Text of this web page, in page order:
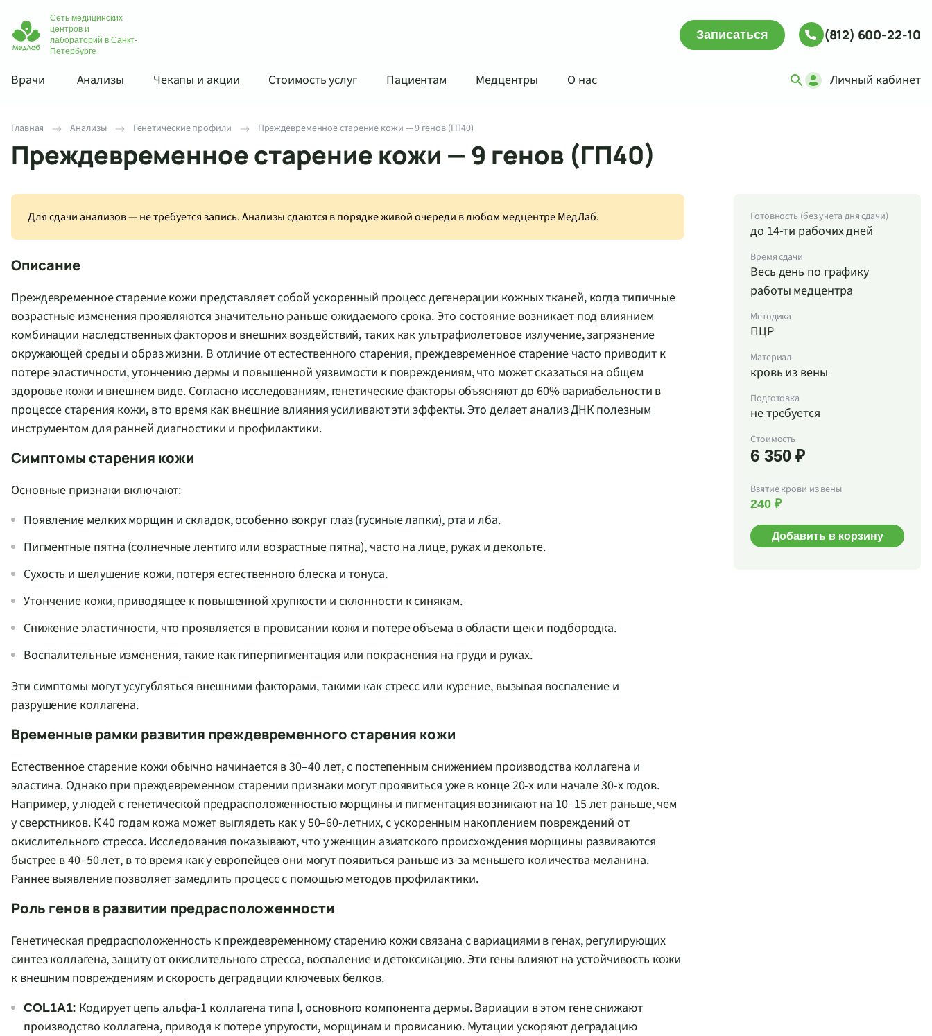
Сеть медицинских
центров и
лабораторий в Санкт-
Петербурге
Записаться (812) 600-22-10
Врачи Анализы Чекапы и акции Стоимость услуг Пациентам Медцентры О нас Личный кабинет
Главная Анализы Генетические профили Преждевременное старение кожи — 9 генов (ГП40)
Преждевременное старение кожи — 9 генов (ГП40)
Для сдачи анализов — не требуется запись. Анализы сдаются в порядке живой очереди в любом медцентре МедЛаб.
Описание
Преждевременное старение кожи представляет собой ускоренный процесс дегенерации кожных тканей, когда типичные
возрастные изменения проявляются значительно раньше ожидаемого срока. Это состояние возникает под влиянием
комбинации наследственных факторов и внешних воздействий, таких как ультрафиолетовое излучение, загрязнение
окружающей среды и образ жизни. В отличие от естественного старения, преждевременное старение часто приводит к
потере эластичности, утончению дермы и повышенной уязвимости к повреждениям, что может сказаться на общем
здоровье кожи и внешнем виде. Согласно исследованиям, генетические факторы объясняют до 60% вариабельности в
процессе старения кожи, в то время как внешние влияния усиливают эти эффекты. Это делает анализ ДНК полезным
инструментом для ранней диагностики и профилактики.
Симптомы старения кожи
Основные признаки включают:
Появление мелких морщин и складок, особенно вокруг глаз (гусиные лапки), рта и лба.
Пигментные пятна (солнечные лентиго или возрастные пятна), часто на лице, руках и декольте.
Сухость и шелушение кожи, потеря естественного блеска и тонуса.
Утончение кожи, приводящее к повышенной хрупкости и склонности к синякам.
Снижение эластичности, что проявляется в провисании кожи и потере объема в области щек и подбородка.
Воспалительные изменения, такие как гиперпигментация или покраснения на груди и руках.
Эти симптомы могут усугубляться внешними факторами, такими как стресс или курение, вызывая воспаление и
разрушение коллагена.
Временные рамки развития преждевременного старения кожи
Естественное старение кожи обычно начинается в 30–40 лет, с постепенным снижением производства коллагена и
эластина. Однако при преждевременном старении признаки могут проявиться уже в конце 20-х или начале 30-х годов.
Например, у людей с генетической предрасположенностью морщины и пигментация возникают на 10–15 лет раньше, чем
у сверстников. К 40 годам кожа может выглядеть как у 50–60-летних, с ускоренным накоплением повреждений от
окислительного стресса. Исследования показывают, что у женщин азиатского происхождения морщины развиваются
быстрее в 40–50 лет, в то время как у европейцев они могут появиться раньше из-за меньшего количества меланина.
Раннее выявление позволяет замедлить процесс с помощью методов профилактики.
Роль генов в развитии предрасположенности
Генетическая предрасположенность к преждевременному старению кожи связана с вариациями в генах, регулирующих
синтез коллагена, защиту от окислительного стресса, воспаление и детоксикацию. Эти гены влияют на устойчивость кожи
к внешним повреждениям и скорость деградации ключевых белков.
COL1A1: Кодирует цепь альфа-1 коллагена типа I, основного компонента дермы. Вариации в этом гене снижают
производство коллагена, приводя к потере упругости, морщинам и провисанию. Мутации ускоряют деградацию
Готовность (без учета дня сдачи)
до 14-ти рабочих дней
Время сдачи
Весь день по графику
работы медцентра
Методика
ПЦР
Материал
кровь из вены
Подготовка
не требуется
Стоимость
6 350 ₽
Взятие крови из вены
240 ₽
Добавить в корзину